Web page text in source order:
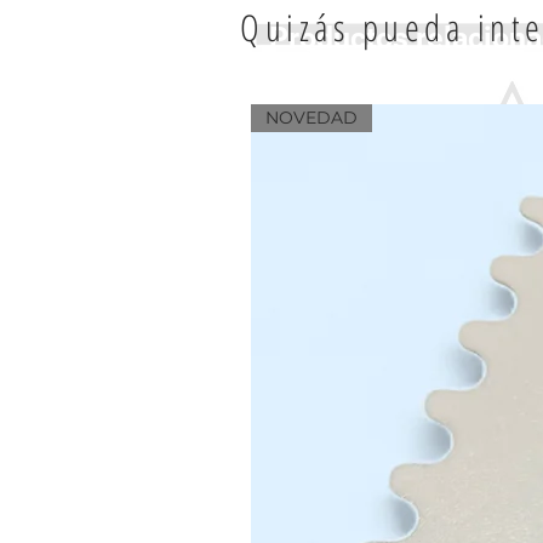
Productos
NOVEDAD
Quizás pueda